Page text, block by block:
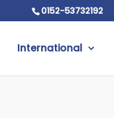
0152-53732192
International